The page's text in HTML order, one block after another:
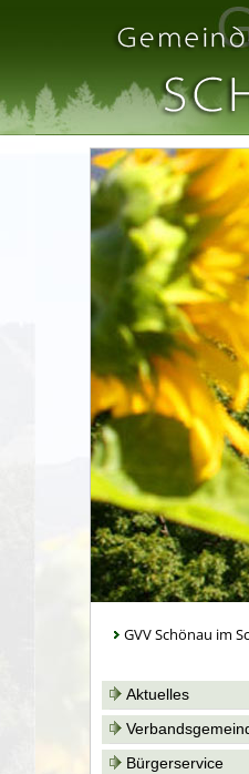
GVV Schönau im
Aktuelles
Bürgerservice